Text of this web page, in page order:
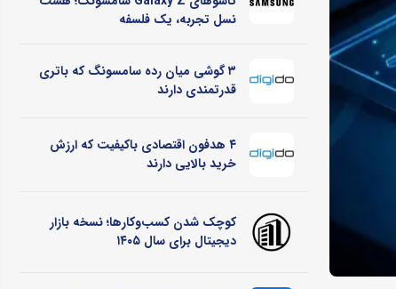
نسل تجربه، یک فلسفه
۳ گوشی میان رده سامسونگ که باتری
قدرتمندی دارند
۴ هدفون اقتصادی باکیفیت که ارزش
خرید بالایی دارند
کوچک شدن کسب‌وکارها؛ نسخه بازار
دیجیتال برای سال ۱۴۰۵